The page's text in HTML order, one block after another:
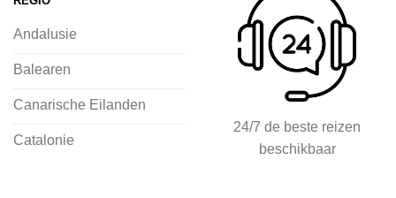
2Spanje.nl, met een team dat altijd
klaarstaat om eventuele vragen te
beantwoorden en ervoor te zorgen dat
jij met een gerust hart op vakantie kunt
Andalusie
Balearen
Canarische Eilanden
Catalonie
24/7 de beste reizen
beschikbaar